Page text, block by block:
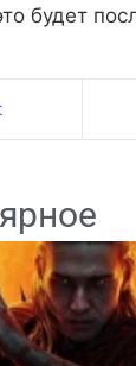
будет